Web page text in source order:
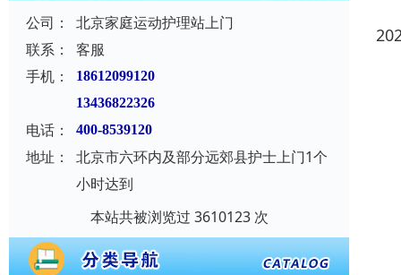
公司：
北京家庭运动护理站上门
联系：
客服
手机：
18612099120
13436822326
电话： 400-8539120
地址：
北京市六环内及部分远郊县护士上门1个
小时达到
本站共被浏览过 3610123 次